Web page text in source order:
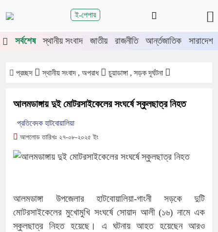
ই-পেপার
শিরোনাম
চুয়াডাঙ্গায় সওজের
সর্বশেষ
স্থানীয় সংবাদ জাতীয় রাজনীতি আর্ন্তজাতিক সারাদেশ
প্রচ্ছদ স্থানীয় সংবাদ , অপরাধ চুয়াডাঙ্গা , সড়ক দূর্ঘটনা
আলমডাঙ্গায় দুই মোটরসাইকেলের সংঘর্ষে স্কুলছাত্র নিহত
প্রতিবেদক হাটবোয়ালিয়া
আপলোড তারিখঃ ২৭-০৮-২০২৫ ইং
আলমডাঙ্গা উপজেলার হাটবোয়ালিয়া-গাংনী সড়কে দুটি
মোটরসাইকেলের মুখোমুখি সংঘর্ষে সোয়াদ আলী (১৬) নামে এক
স্কুলছাত্র নিহত হয়েছে। এ ঘটনায় আহত হয়েছেন আরও